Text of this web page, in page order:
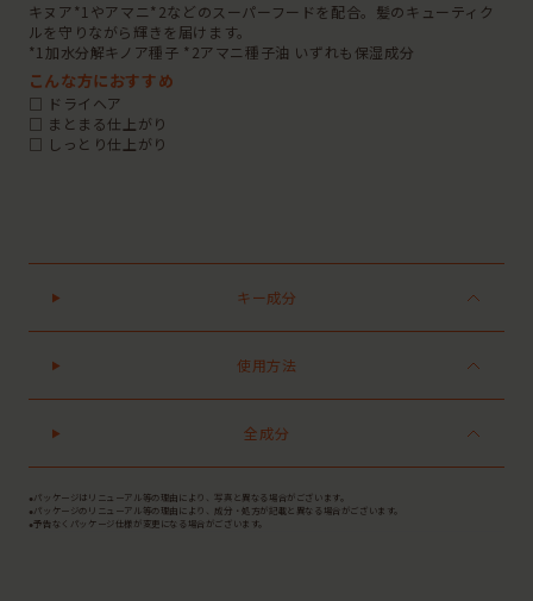
キヌア*1やアマニ*2などのスーパーフードを配合。髪のキューティク
ルを守りながら輝きを届けます。
*1加水分解キノア種子 *2アマニ種子油 いずれも保湿成分
こんな方におすすめ
□ ドライヘア
□ まとまる仕上がり
□ しっとり仕上がり
キー成分
使用方法
全成分
●パッケージはリニューアル等の理由により、写真と異なる場合がございます。
●パッケージのリニューアル等の理由により、成分・処方が記載と異なる場合がございます。
●予告なくパッケージ仕様が変更になる場合がございます。